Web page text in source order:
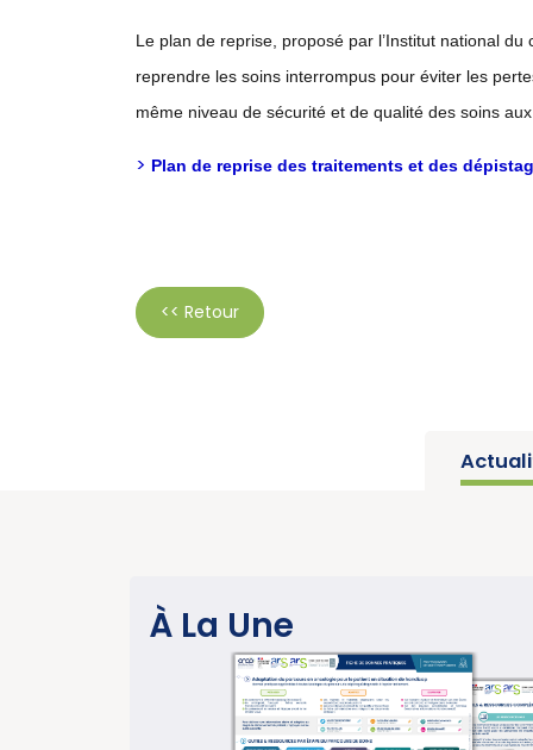
Le plan de reprise, proposé par l’Institut national
reprendre les soins interrompus pour éviter les
même niveau de sécurité et de qualité des soins
> Plan de reprise des traitements et des
<< Retour
À La Une
Parution du
année
cancers »